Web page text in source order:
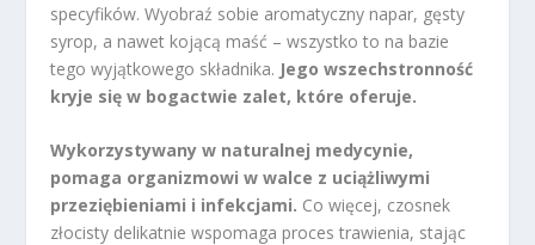
specyfików. Wyobraź sobie aromatyczny napar, gęsty
syrop, a nawet kojącą maść – wszystko to na bazie
tego wyjątkowego składnika. Jego wszechstronność
kryje się w bogactwie zalet, które oferuje.
Wykorzystywany w naturalnej medycynie,
pomaga organizmowi w walce z uciążliwymi
przeziębieniami i infekcjami. Co więcej, czosnek
złocisty delikatnie wspomaga proces trawienia, stając